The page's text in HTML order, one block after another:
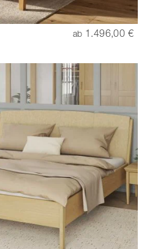
ab 1.496,00 €